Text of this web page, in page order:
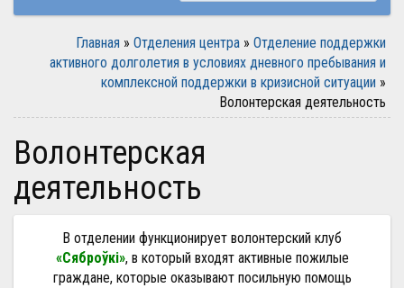
Главная » Отделения центра » Отделение поддержки
активного долголетия в условиях дневного пребывания и
комплексной поддержки в кризисной ситуации »
Волонтерская деятельность
Волонтерская
деятельность
В отделении функционирует волонтерский клуб
«Сяброўкі», в который входят активные пожилые
граждане, которые оказывают посильную помощь